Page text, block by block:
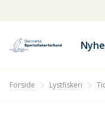
Forside Lystfiskeri